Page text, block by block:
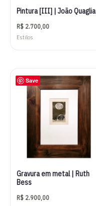
Pintura [III] | João Quaglia
R$ 2.700,00
Estilos
Save
Gravura em metal | Ruth
Bess
R$ 2.900,00